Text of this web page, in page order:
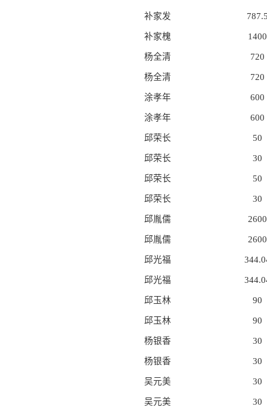
补家发
补家槐 1400
杨全清 720
杨全清 720
涂孝年 600
涂孝年 600
邱荣长 50
邱荣长 30
邱荣长 50
邱荣长 30
邱胤儒 2600
邱胤儒 2600
邱光福
邱光福
邱玉林 90
邱玉林 90
杨银香 30
杨银香 30
吴元美 30
吴元美 30